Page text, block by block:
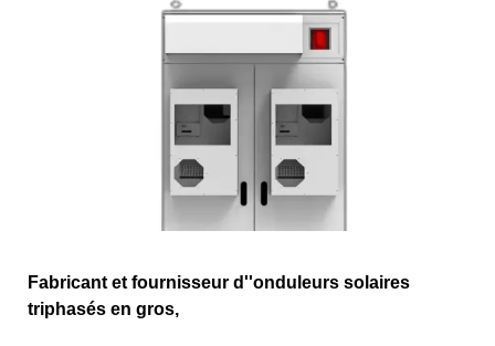
Fabricant et fournisseur d''onduleurs solaires
triphasés en gros,